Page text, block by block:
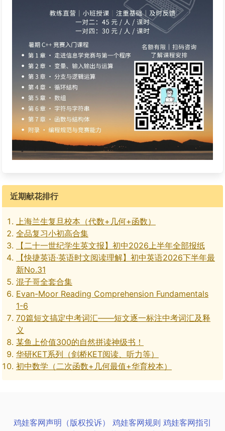
近期献花排行
上海兰生复旦校本（代数+几何+函数）
全品复习小初高合集
【二十一世纪学生英文报】初中2026上半年全部报纸
【快捷英语·英语时文阅读理解】初中英语2026下半年最
新No.31
混子哥全套合集
Evan-Moor Reading Comprehension Fundamentals
1-6
70篇短文搞定中考词汇——短文逐一标注中考词汇及释
义
某鱼上价值300的自然拼读神级书！
华研KET系列（剑桥KET阅读、听力等）
初中数学（二次函数+几何最值+华育校本）
鸡娃客网声明（版权投诉） 鸡娃客网规则 鸡娃客网指引